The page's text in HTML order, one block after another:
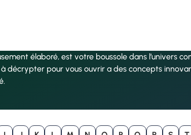
élaboré, est votre boussole dans l’univers
à décrypter pour vous ouvrir a des concepts